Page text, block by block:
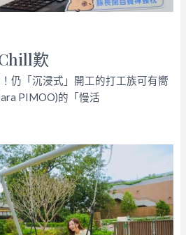
歎
仍「沉浸式」開工的打工族可有嚮
PIMOO)的「慢活